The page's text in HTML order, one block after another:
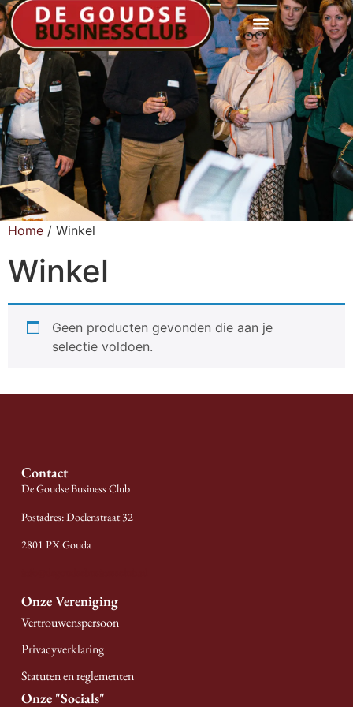
Home / Winkel
Winkel
Geen producten gevonden die aan je
selectie voldoen.
Contact
De Goudse Business Club
Postadres: Doelenstraat 32
2801 PX Gouda
Onze Vereniging
Vertrouwenspersoon
Privacyverklaring
Statuten en reglementen
Onze "socials"